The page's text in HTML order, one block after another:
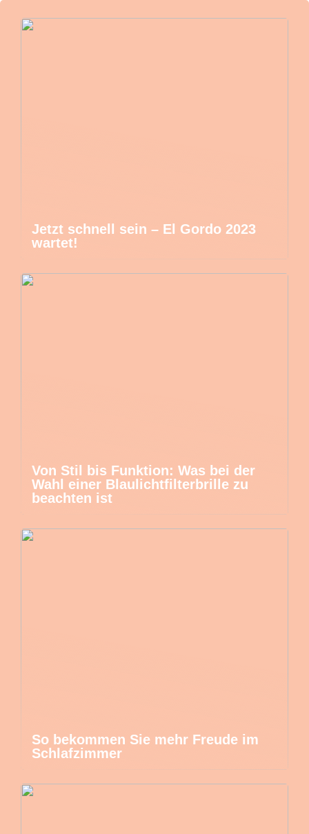
Jetzt schnell sein – El Gordo 2023
wartet!
Von Stil bis Funktion: Was bei der
Wahl einer Blaulichtfilterbrille zu
beachten ist
So bekommen Sie mehr Freude im
Schlafzimmer